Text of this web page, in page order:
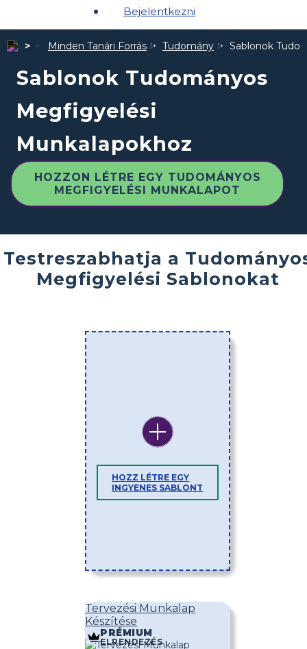
Bejelentkezni
Minden Tanári Forrás Tudomány Sablonok
Sablonok Tudományos
Megfigyelési
Munkalapokhoz
HOZZON LÉTRE EGY TUDOMÁNYOS
MEGFIGYELÉSI MUNKALAPOT
Testreszabhatja a
Megfigyelési Sablonokat
HOZZ LÉTRE EGY
INGYENES SABLONT
Tervezési Munkalap
Készítése
PRÉMIUM
ELRENDEZÉS